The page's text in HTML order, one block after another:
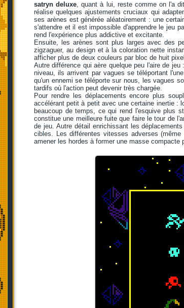
satryn deluxe, quant à lui, reste comme on l'a
réalise quelques ajustements cruciaux qui
ses arènes est générée aléatoirement : une
s'attendre et il est impossible d'apprendre le jeu
rend l'expérience plus addictive et excitante.
Ensuite, les arènes sont plus larges avec des
zigzaguer, au design et à la coloration nette
afficher plus de deux couleurs par bloc de huit
Autre différence qui aère quelque peu l'aire de
niveau, ils arrivent par vagues se téléportant
qu'un ennemi se téléporte sur nous, les vagues
tardifs où l'action peut devenir très chargée.
Pour rendre les déplacements encore plus
accélérant petit à petit avec une certaine inertie :
beaucoup de temps, ce qui rend l'esquive plus
constitue une meilleure fuite que faire le tour de
de jeu. Autre détail enrichissant les
cibles. Les différentes vitesses adverses
amener les hordes à former une masse compacte